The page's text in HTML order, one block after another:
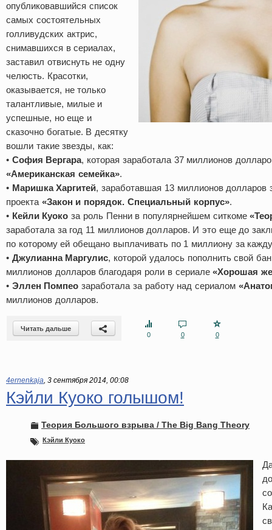
опубликовавшийся список
самых состоятельных
голливудских актрис,
снимавшихся в сериалах,
заставил отвиснуть не одну
челюсть. Красотки,
оказывается, не только
талантливые, милые и
успешные, но еще и
сказочно богатые. В десятку
вошли такие звезды, как:
• София Вергара, которая заработала 37 миллионов
«Американская семейка».
• Маришка Харгитей, заработавшая 13 миллионов долларов
проекта «Закон и порядок. Специальный корпус».
• Кейли Куоко за роль Пенни в популярнейшем ситкоме
заработала за год 11 миллионов долларов. И это еще до
по которому ей обещано выплачивать по 1 миллиону за
• Джулианна Маргулис, которой удалось пополнить свой
миллионов долларов благодаря роли в сериале«Хорошая
• Эллен Помпео заработала за работу над сериалом
миллионов долларов.
Читать дальше
0
0 0
4ernenkaja, 3 сентября 2014, 00:08
Кэйли Куоко голышом!
Теория Большого взрыва / The Big Bang Theory
Кэйли Куоко